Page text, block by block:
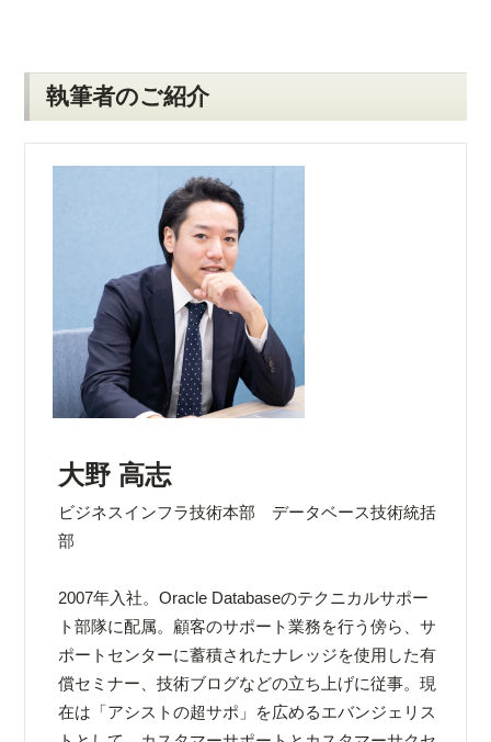
執筆者のご紹介
大野 高志
ビジネスインフラ技術本部 データベース技術統括
部
2007年入社。Oracle Databaseのテクニカルサポー
ト部隊に配属。顧客のサポート業務を行う傍ら、サ
ポートセンターに蓄積されたナレッジを使用した有
償セミナー、技術ブログなどの立ち上げに従事。現
在は「アシストの超サポ」を広めるエバンジェリス